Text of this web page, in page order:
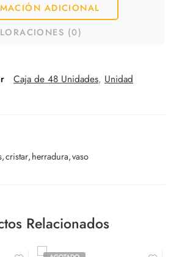
ADICIONAL
(0)
Caja de 48 Unidades, Unidad
,cristar,herradura,vaso
Relacionados